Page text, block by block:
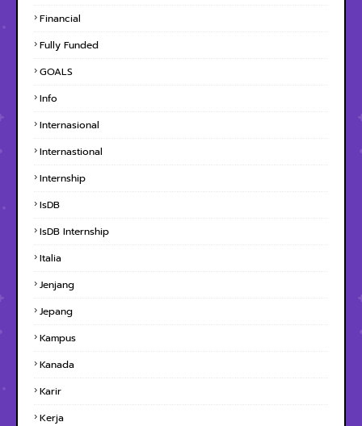
Financial
Fully Funded
GOALS
Info
Internasional
Internastional
Internship
IsDB
IsDB Internship
Italia
Jenjang
Jepang
Kampus
Kanada
Karir
Kerja